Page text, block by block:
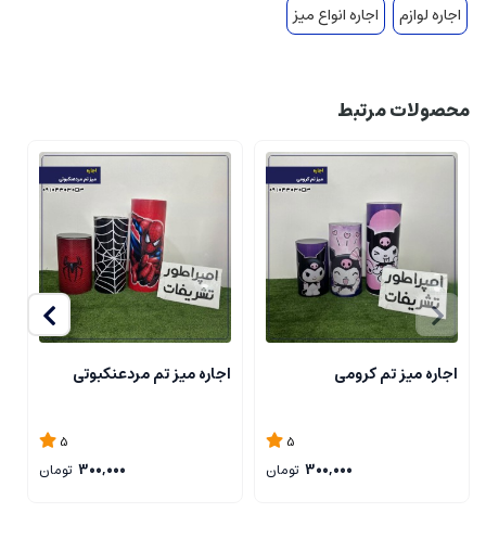
اجاره لوازم
اجاره انواع میز
محصولات مرتبط
اجاره میز تم کرومی
5
300,000 تومان
اجاره میز تم مردعنکبوتی
5
300,000 تومان